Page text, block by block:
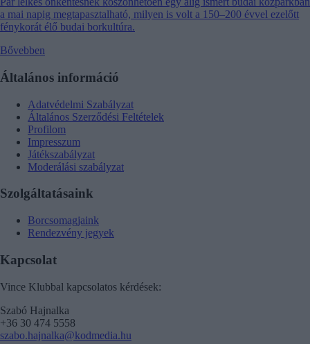
a mai napig megtapasztalható, milyen is volt a 150–200 évvel ezelőtt
fénykorát élő budai borkultúra.
Bővebben
Általános információ
Adatvédelmi Szabályzat
Általános Szerződési Feltételek
Profilom
Impresszum
Játékszabályzat
Moderálási szabályzat
Szolgáltatásaink
Borcsomagjaink
Rendezvény jegyek
Kapcsolat
Vince Klubbal kapcsolatos kérdések:
Szabó Hajnalka
+36 30 474 5558
szabo.hajnalka@kodmedia.hu